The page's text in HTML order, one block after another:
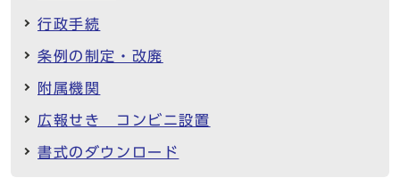
行政手続
条例の制定・改廃
附属機関
広報せき コンビニ設置
書式のダウンロード